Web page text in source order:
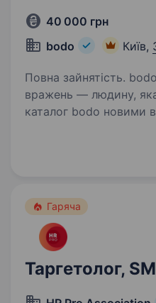
40 000 грн
bodo
Київ,
Повна зайнятість. bodo шукає менеджера
вражень — людину,
каталог bodo новими
щоб кожна
Гаряча
Таргетолог,